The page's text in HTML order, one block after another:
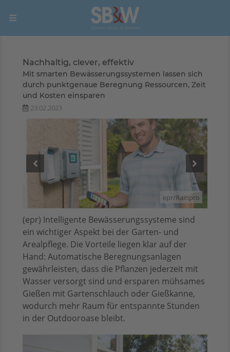
Nachhaltig, clever, effektiv
Mit smarten Bewässerungssystemen lassen sich
durch punktgenaue Beregnung Ressourcen, Zeit
und Kosten einsparen
23.02.2023
epr/Rainpro
(epr) Intelligente Bewässerungssysteme sind
ein wichtiger Aspekt bei der Garten- und
Arealpflege. Die Vorteile liegen klar auf der
Hand: Automatische Beregnungsanlagen
gewährleisten, dass die Pflanzen jederzeit mit
Wasser versorgt sind und ersparen mühsames
Gießen mit Gartenschlauch oder Gießkanne,
wodurch mehr Raum für entspannte Stunden
in der Outdooroase bleibt.